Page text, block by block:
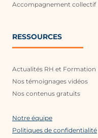
Accompagnement collectif
RESSOURCES
Actualités RH et Formation
Nos témoignages vidéos
Nos contenus gratuits
Notre équipe
Politiques de confidentialité